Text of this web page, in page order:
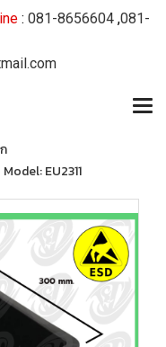
: 081-8656604 ,081-
Model: EU2311